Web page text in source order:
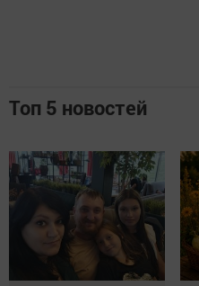
Топ 5 новостей